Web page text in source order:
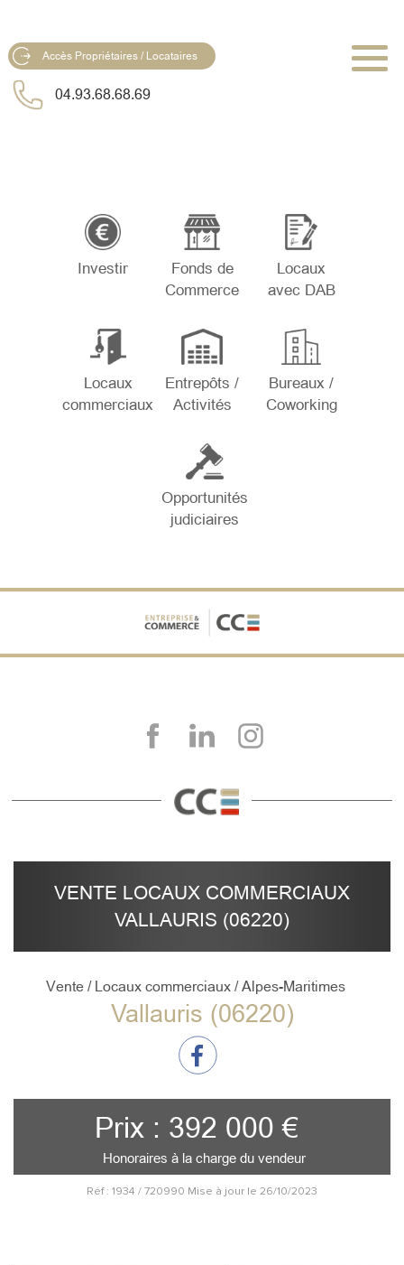
Accès Propriétaires / Locataires
04.93.68.68.69
Investir
Fonds de
Commerce
Locaux
avec DAB
Locaux
commerciaux
Entrepôts /
Activités
Bureaux /
Coworking
Opportunités
judiciaires
VENTE LOCAUX COMMERCIAUX
VALLAURIS (06220)
Vente / Locaux commerciaux / Alpes-Maritimes
Vallauris (06220)
Prix : 392 000 €
Honoraires à la charge du vendeur
Réf : 1934 / 720990 Mise à jour le 26/10/2023